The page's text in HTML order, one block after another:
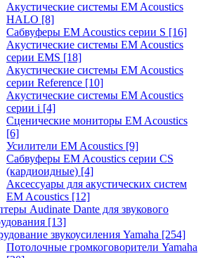
Акустические системы EM Acoustics
HALO [8]
Сабвуферы EM Acoustics серии S [16]
Акустические системы EM Acoustics
серии EMS [18]
Акустические системы EM Acoustics
серии Reference [10]
Акустические системы EM Acoustics
серии i [4]
Сценические мониторы EM Acoustics
[6]
Усилители EM Acoustics [9]
Сабвуферы EM Acoustics серии CS
(кардиоидные) [4]
Аксессуары для акустических систем
EM Acoustics [12]
Audinate Dante для звукового
[13]
звукоусиления Yamaha [254]
Потолочные громкоговорители Yamaha